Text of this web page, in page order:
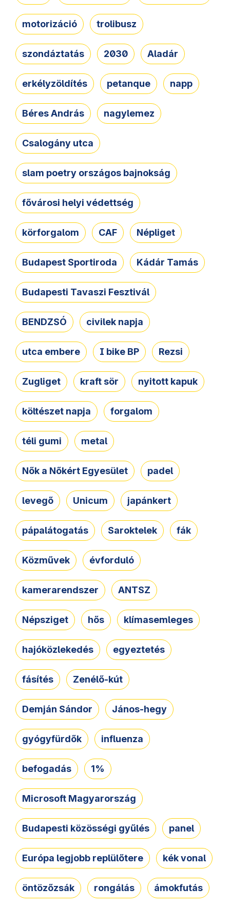
motorizáció trolibusz
szondáztatás 2030 Aladár
erkélyzöldítés petanque napp
Béres András nagylemez
Csalogány utca
slam poetry országos bajnokság
fővárosi helyi védettség
körforgalom CAF Népliget
Budapest Sportiroda Kádár Tamás
Budapesti Tavaszi Fesztivál
BENDZSÓ civilek napja
utca embere I bike BP Rezsi
Zugliget kraft sör nyitott kapuk
költészet napja forgalom
téli gumi metal
Nők a Nőkért Egyesület padel
levegő Unicum japánkert
pápalátogatás Saroktelek fák
Közművek évforduló
kamerarendszer ANTSZ
Népsziget hős klímasemleges
hajóközlekedés egyeztetés
fásítés Zenélő-kút
Demján Sándor János-hegy
gyógyfürdők influenza
befogadás 1%
Microsoft Magyarország
Budapesti közösségi gyűlés panel
Európa legjobb replülőtere kék vonal
öntözőzsák rongálás ámokfutás